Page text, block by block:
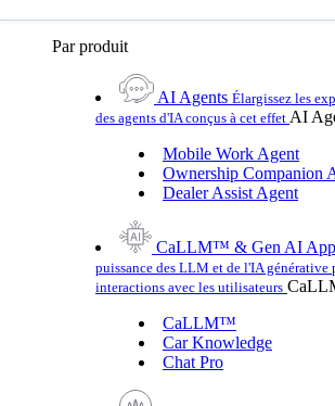
Par produit
AI Agents Élargissez les
des agents d'IA conçus à cet effet AI
Mobile Work Agent
Ownership Companion
Dealer Assist Agent
CaLLM™ & Gen AI
puissance des LLM et de l'IA générative
interactions avec les utilisateurs
CaLLM™
Car Knowledge
Chat Pro